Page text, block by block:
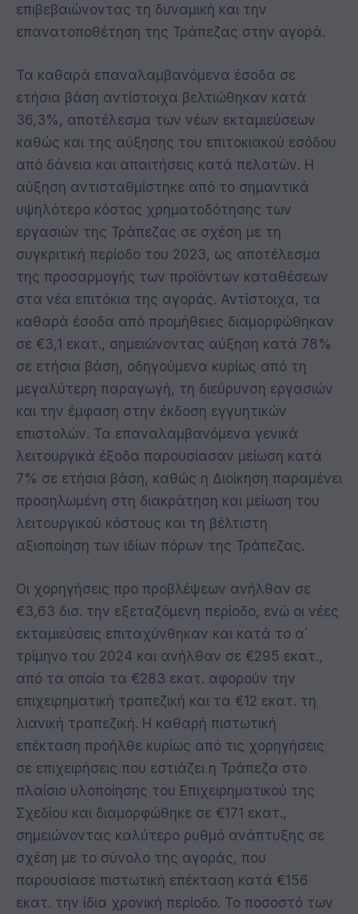
επιβεβαιώνοντας τη δυναμική και την
επανατοποθέτηση της Τράπεζας στην αγορά.
Τα καθαρά επαναλαμβανόμενα έσοδα σε
ετήσια βάση αντίστοιχα βελτιώθηκαν κατά
36,3%, αποτέλεσμα των νέων εκταμιεύσεων
καθώς και της αύξησης του επιτοκιακού εσόδου
από δάνεια και απαιτήσεις κατά πελατών. Η
αύξηση αντισταθμίστηκε από το σημαντικά
υψηλότερο κόστος χρηματοδότησης των
εργασιών της Τράπεζας σε σχέση με τη
συγκριτική περίοδο του 2023, ως αποτέλεσμα
της προσαρμογής των προϊόντων καταθέσεων
στα νέα επιτόκια της αγοράς. Αντίστοιχα, τα
καθαρά έσοδα από προμήθειες διαμορφώθηκαν
σε €3,1 εκατ., σημειώνοντας αύξηση κατά 78%
σε ετήσια βάση, οδηγούμενα κυρίως από τη
μεγαλύτερη παραγωγή, τη διεύρυνση εργασιών
και την έμφαση στην έκδοση εγγυητικών
επιστολών. Τα επαναλαμβανόμενα γενικά
λειτουργικά έξοδα παρουσίασαν μείωση κατά
7% σε ετήσια βάση, καθώς η Διοίκηση παραμένει
προσηλωμένη στη διακράτηση και μείωση του
λειτουργικού κόστους και τη βέλτιστη
αξιοποίηση των ιδίων πόρων της Τράπεζας.
Οι χορηγήσεις προ προβλέψεων ανήλθαν σε
€3,63 δισ. την εξεταζόμενη περίοδο, ενώ οι νέες
εκταμιεύσεις επιταχύνθηκαν και κατά το α΄
τρίμηνο του 2024 και ανήλθαν σε €295 εκατ.,
από τα οποία τα €283 εκατ. αφορούν την
επιχειρηματική τραπεζική και τα €12 εκατ. τη
λιανική τραπεζική. Η καθαρή πιστωτική
επέκταση προήλθε κυρίως από τις χορηγήσεις
σε επιχειρήσεις που εστιάζει η Τράπεζα στο
πλαίσιο υλοποίησης του Επιχειρηματικού της
Σχεδίου και διαμορφώθηκε σε €171 εκατ.,
σημειώνοντας καλύτερο ρυθμό ανάπτυξης σε
σχέση με το σύνολο της αγοράς, που
παρουσίασε πιστωτική επέκταση κατά €156
εκατ. την ίδια χρονική περίοδο. Το ποσοστό των